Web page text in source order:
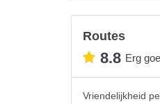
Routes
8.8 Erg
Vriendelijkheid